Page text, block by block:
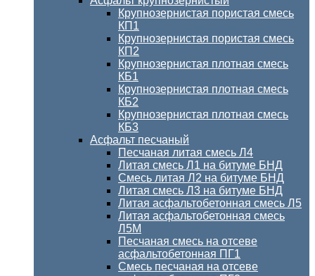
Крупнозернистая пористая смесь
КП1
Крупнозернистая пористая смесь
КП2
Крупнозернистая плотная смесь
КБ1
Крупнозернистая плотная смесь
КБ2
Крупнозернистая плотная смесь
КБ3
Асфальт песчаный
Песчаная литая смесь Л4
Литая смесь Л1 на битуме БНД
Смесь литая Л2 на битуме БНД
Литая смесь Л3 на битуме БНД
Литая асфальтобетонная смесь Л5
Литая асфальтобетонная смесь
Л5М
Песчаная смесь на отсеве
асфальтобетонная ПГ1
Смесь песчаная на отсеве